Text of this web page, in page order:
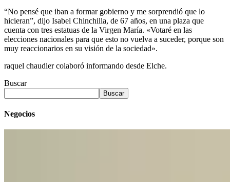
“No pensé que iban a formar gobierno y me sorprendió que lo
hicieran”, dijo Isabel Chinchilla, de 67 años, en una plaza que
cuenta con tres estatuas de la Virgen María. «Votaré en las
elecciones nacionales para que esto no vuelva a suceder, porque son
muy reaccionarios en su visión de la sociedad».
raquel chaudler colaboró ​​informando desde Elche.
Buscar
Buscar
Negocios